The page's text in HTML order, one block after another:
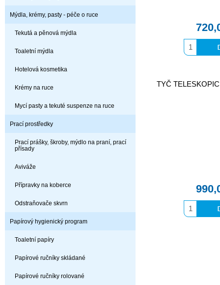
Mýdla, krémy, pasty - péče o ruce
Tekutá a pěnová mýdla
Toaletní mýdla
Hotelová kosmetika
Krémy na ruce
Mycí pasty a tekuté suspenze na ruce
Prací prostředky
Prací prášky, škroby, mýdlo na praní, prací
přísady
Aviváže
Přípravky na koberce
Odstraňovače skvrn
Papírový hygienický program
Toaletní papíry
Papírové ručníky skládané
Papírové ručníky rolované
TYČ